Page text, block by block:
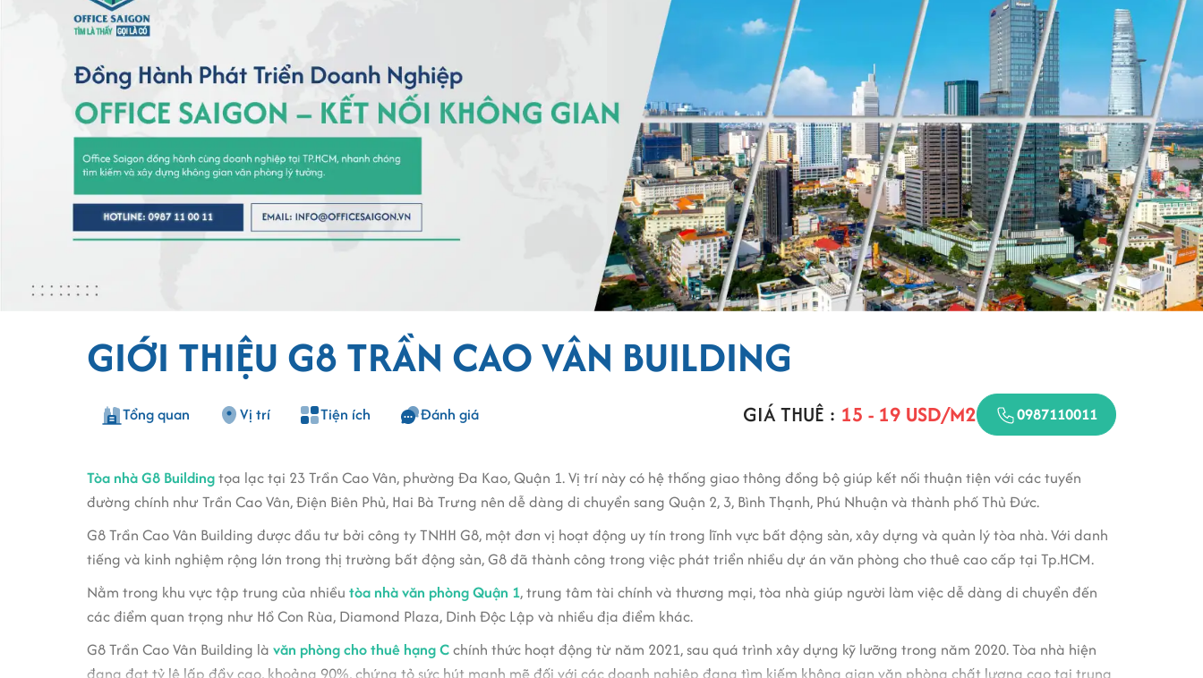
GIỚI THIỆU G8 TRẦN CAO VÂN BUILDING
Tổng quan Vị trí Tiện ích Đánh giá GIÁ THUÊ : 15 - 19 USD/M2 0987110011
Tòa nhà G8 Buildingtọa lạc tại 23 Trần Cao Vân, phường Đa Kao, Quận 1. Vị trí này có hệ thống giao thông đồng bộ giúp kết nối thuận tiện với các tuyến
đường chính như Trần Cao Vân, Điện Biên Phủ, Hai Bà Trưng nên dễ dàng di chuyển sang Quận 2, 3, Bình Thạnh, Phú Nhuận và thành phố Thủ Đức.
G8 Trần Cao Vân Building được đầu tư bởi công ty TNHH G8, một đơn vị hoạt động uy tín trong lĩnh vực bất động sản, xây dựng và quản lý tòa nhà. Với danh
tiếng và kinh nghiệm rộng lớn trong thị trường bất động sản, G8 đã thành công trong việc phát triển nhiều dự án văn phòng cho thuê cao cấp tại Tp.HCM.
Nằm trong khu vực tập trung của nhiều tòa nhà văn phòng Quận 1, trung tâm tài chính và thương mại, tòa nhà giúp người làm việc dễ dàng di chuyển đến
các điểm quan trọng như Hồ Con Rùa, Diamond Plaza, Dinh Độc Lập và nhiều địa điểm khác.
G8 Trần Cao Vân Building là văn phòng cho thuê hạng Cchính thức hoạt động từ năm 2021, sau quá trình xây dựng kỹ lưỡng trong năm 2020. Tòa nhà hiện
đang đạt tỷ lệ lấp đầy cao, khoảng 90%, chứng tỏ sức hút mạnh mẽ đối với các doanh nghiệp đang tìm kiếm không gian văn phòng chất lượng cao tại trung